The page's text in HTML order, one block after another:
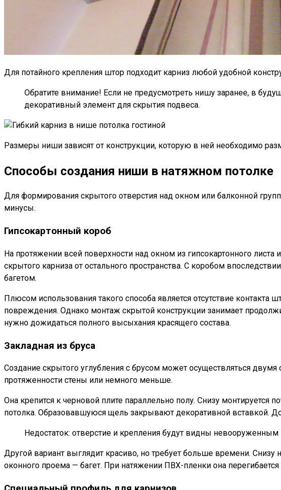
Для потайного крепления штор подходит карниз любой удобной
Обратите внимание! Если не предусмотреть нишу заранее, в
декоративный элемент для скрытия подвеса.
Размеры ниши зависят от конструкции, которую в ней необходимо
Способы создания ниши в натяжном потолке
Для формирования скрытого отверстия над окном или балконной
минусы.
Гипсокартонный короб
На протяжении всей поверхности над окном из гипсокартонного
скрытого карниза от остального пространства. С коробом
багетом.
Плюсом использования такого способа является отсутствие
повреждения. Однако монтаж скрытой конструкции занимает
нужно дожидаться полного высыхания красящего состава.
Закладная из бруса
Создание скрытого углубления с брусом может осуществляться
протяженности стены или немного меньше.
Она крепится к черновой плите параллельно полу. Снизу
потолка. Образовавшуюся щель закрывают декоративной вставкой.
Недостаток: отверстие и крепления будут видны
Другой вариант выглядит красиво, но требует больше времени. Снизу
оконного проема — багет. При натяжении ПВХ-пленки она